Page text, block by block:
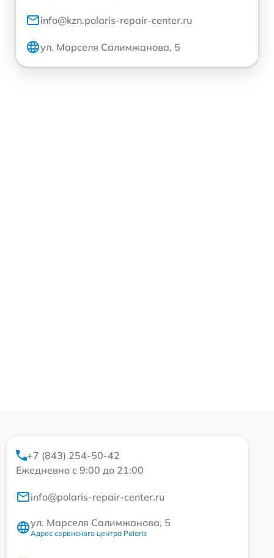
info@kzn.polaris-repair-center.ru
ул. Марселя Салимжанова, 5
+7 (843) 254-50-42
Ежедневно с 9:00 до 21:00
info@polaris-repair-center.ru
ул. Марселя Салимжанова, 5
Адрес сервисного центра Polaris